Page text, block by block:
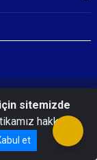
sitemizde
hakkında
et